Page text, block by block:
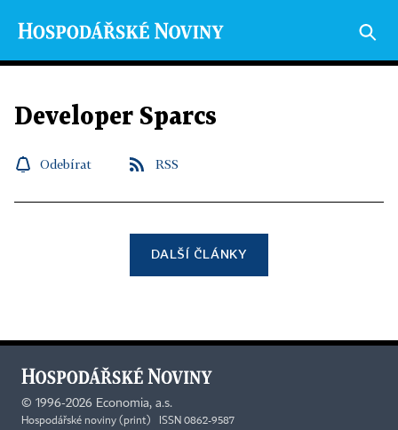
Developer Sparcs
Odebírat RSS
DALŠÍ ČLÁNKY
© 1996-2026 Economia, a.s.
Hospodářské noviny (print) ISSN 0862-9587